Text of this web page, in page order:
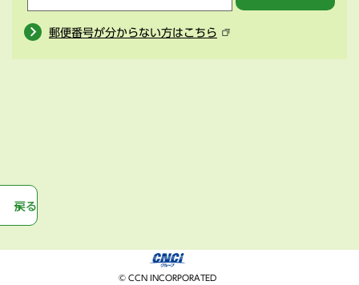
郵便番号が分からない方はこちら
戻る
© CCN INCORPORATED